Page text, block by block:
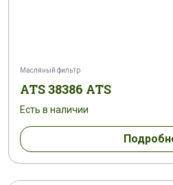
Масляный фильтр
ATS 38386 ATS
Есть в наличии